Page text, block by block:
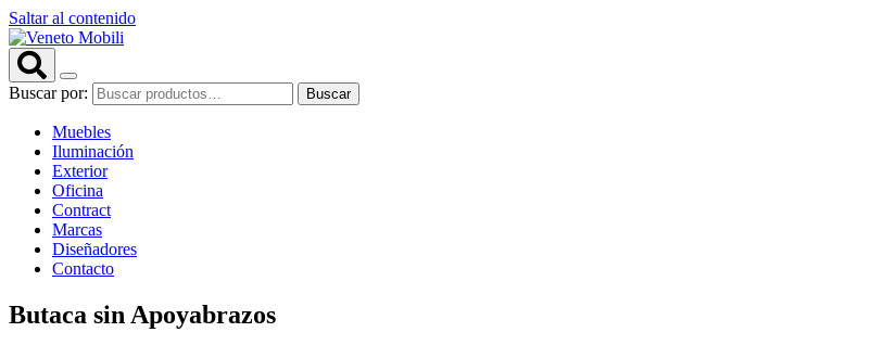
Saltar al contenido
Buscar por: Buscar
Muebles
Iluminación
Exterior
Oficina
Contract
Marcas
Diseñadores
Contacto
Butaca sin Apoyabrazos